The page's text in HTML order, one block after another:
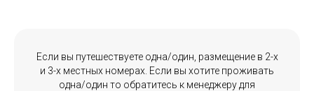
Если вы путешествуете одна/один, размещение в 2-х
и 3-х местных номерах. Если вы хотите проживать
одна/один то обратитесь к менеджеру для